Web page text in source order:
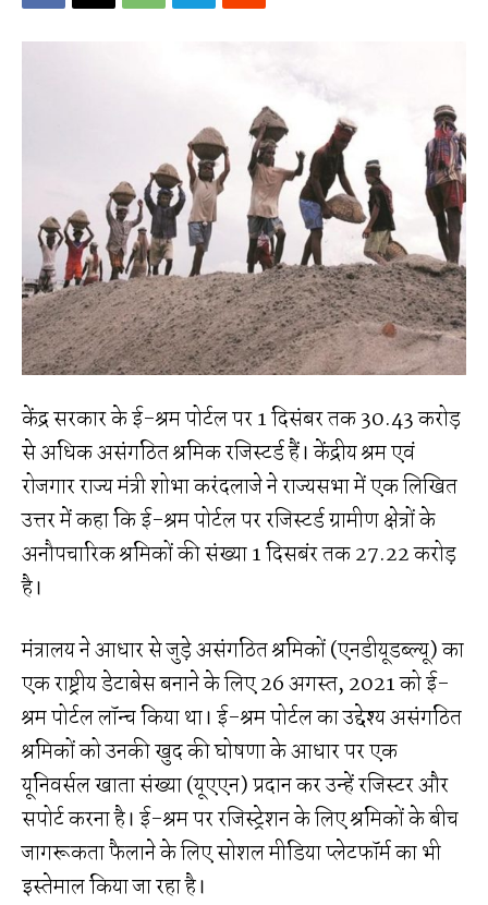
केंद्र सरकार के ई-श्रम पोर्टल पर 1 दिसंबर तक 30.43 करोड़
से अधिक असंगठित श्रमिक रजिस्टर्ड हैं। केंद्रीय श्रम एवं
रोजगार राज्य मंत्री शोभा करंदलाजे ने राज्यसभा में एक लिखित
उत्तर में कहा कि ई-श्रम पोर्टल पर रजिस्टर्ड ग्रामीण क्षेत्रों के
अनौपचारिक श्रमिकों की संख्या 1 दिसबंर तक 27.22 करोड़
है।
मंत्रालय ने आधार से जुड़े असंगठित श्रमिकों (एनडीयूडब्ल्यू) का
एक राष्ट्रीय डेटाबेस बनाने के लिए 26 अगस्त, 2021 को ई-
श्रम पोर्टल लॉन्च किया था। ई-श्रम पोर्टल का उद्देश्य असंगठित
श्रमिकों को उनकी खुद की घोषणा के आधार पर एक
यूनिवर्सल खाता संख्या (यूएएन) प्रदान कर उन्हें रजिस्टर और
सपोर्ट करना है। ई-श्रम पर रजिस्ट्रेशन के लिए श्रमिकों के बीच
जागरूकता फैलाने के लिए सोशल मीडिया प्लेटफॉर्म का भी
इस्तेमाल किया जा रहा है।